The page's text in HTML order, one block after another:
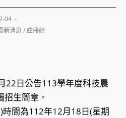
04
新消息 /註冊組
22日公告113學年度科技農
生簡章。
時間為112年12月18日(星期